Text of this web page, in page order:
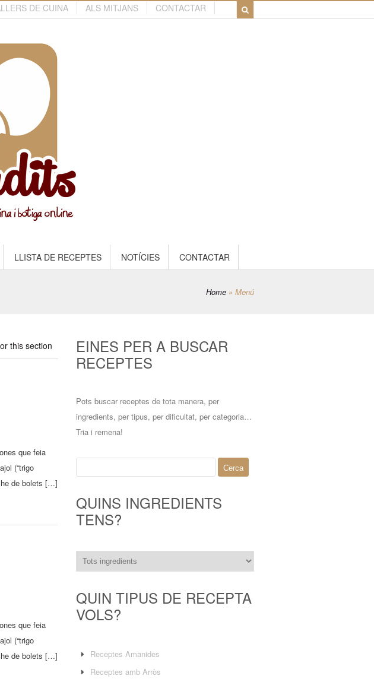
DE CUINA ALS MITJANS CONTACTAR
LLISTA DE RECEPTES NOTÍCIES CONTACTAR
Home » Menú
this section
que feia
(“trigo
de bolets […]
que feia
(“trigo
de bolets […]
EINES PER A BUSCAR
RECEPTES
Pots buscar receptes de tota manera, per
ingredients, per tipus, per dificultat, per categoria…
Tria i remena!
QUINS INGREDIENTS
TENS?
QUIN TIPUS DE RECEPTA
VOLS?
Receptes Amanides
Receptes amb Arròs